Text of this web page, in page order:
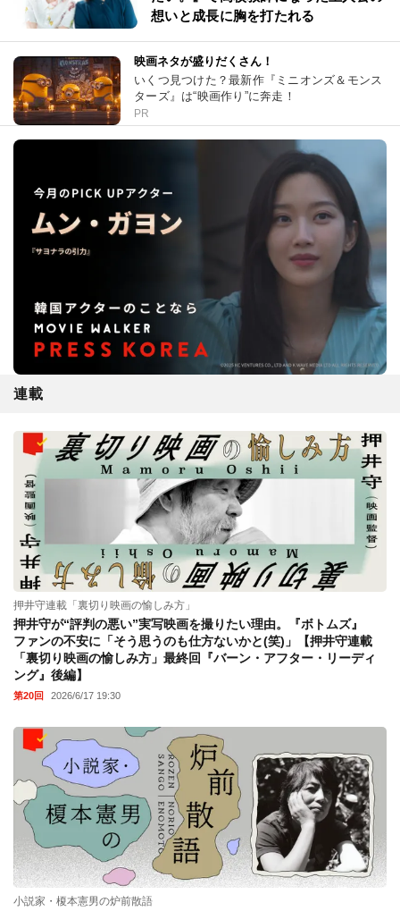
想いと成長に胸を打たれる
映画ネタが盛りだくさん！
いくつ見つけた？最新作『ミニオンズ＆モンス
ターズ』は“映画作り”に奔走！
PR
連載
押井守連載「裏切り映画の愉しみ方」
押井守が“評判の悪い”実写映画を撮りたい理由。『ボトムズ』
ファンの不安に「そう思うのも仕方ないかと(笑)」【押井守連載
「裏切り映画の愉しみ方」最終回『バーン・アフター・リーディ
ング』後編】
第20回 2026/6/17 19:30
小説家・榎本憲男の炉前散語